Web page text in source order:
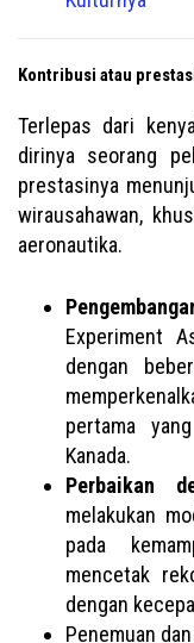
Kontribusi atau
Terlepas dari
dirinya seorang
prestasinya
wirausahawan,
aeronautika.
Experiment
dengan
pertama
Kanada.
Perbaikan
melakukan
pada
mencetak
dengan
Penemuan